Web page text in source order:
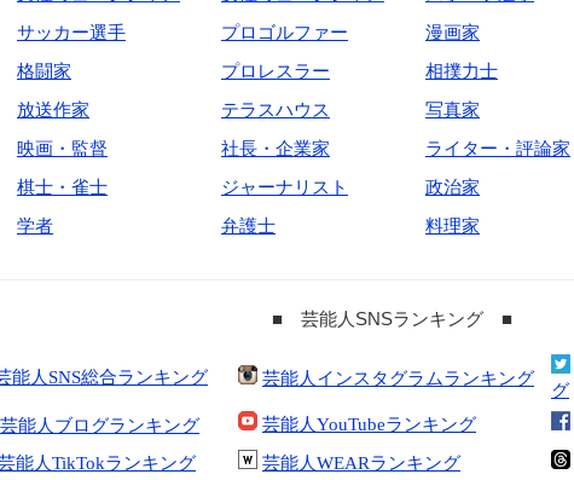
サッカー選手
プロゴルファー 漫画家
格闘家
プロレスラー 相撲力士
放送作家
テラスハウス 写真家
映画・監督
社長・企業家 ライター・評論家
棋士・雀士
ジャーナリスト 政治家
学者
弁護士 料理家
■ 芸能人SNSランキング ■
能人SNS総合ランキング 芸能人インスタグラムランキング
グ
芸能人ブログランキング
芸能人YouTubeランキング
能人TikTokランキング
芸能人WEARランキング